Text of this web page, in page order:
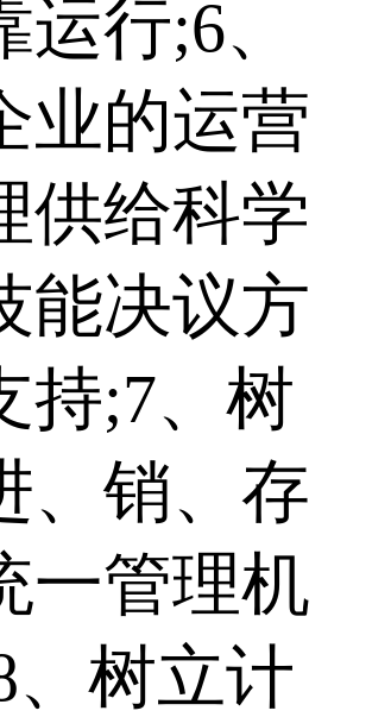
运行;6、
业的运营
供给科学
能决议方
持;7、树
、销、存
一管理机
、树立计